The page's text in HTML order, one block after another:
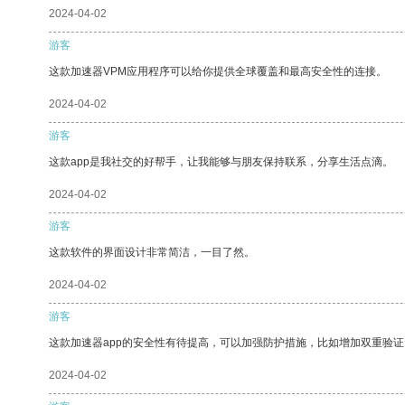
2024-04-02
游客
这款加速器VPM应用程序可以给你提供全球覆盖和最高安全性的连接。
2024-04-02
游客
这款app是我社交的好帮手，让我能够与朋友保持联系，分享生活点滴。
2024-04-02
游客
这款软件的界面设计非常简洁，一目了然。
2024-04-02
游客
这款加速器app的安全性有待提高，可以加强防护措施，比如增加双重验
2024-04-02